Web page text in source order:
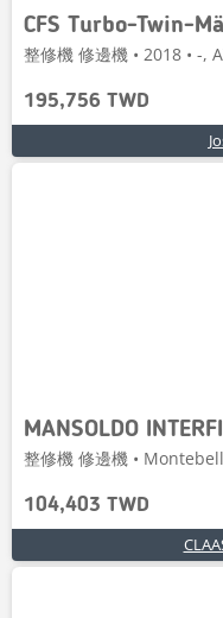
CFS Turbo-Twin-
整修機 修邊機 • 2018 • -,
195,756 TWD
MANSOLDO
整修機 修邊機 •
104,403 TWD